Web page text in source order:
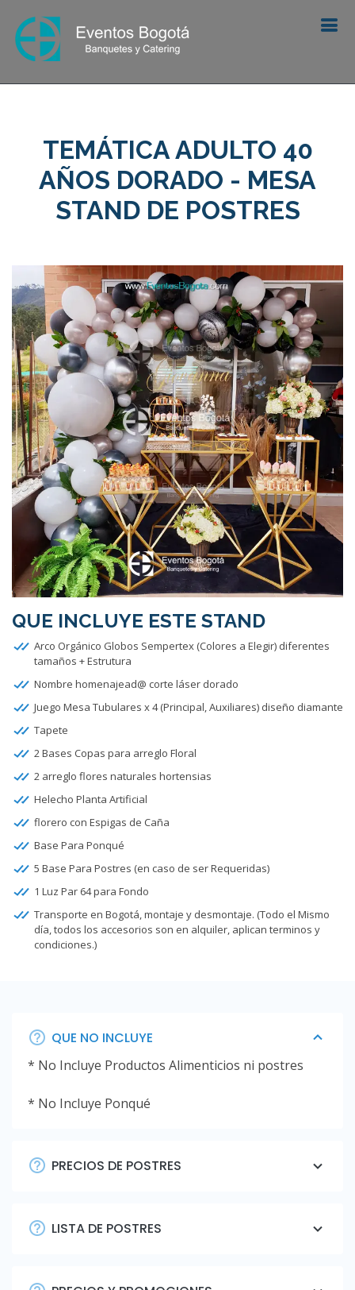
TEMÁTICA ADULTO 40
AÑOS DORADO - MESA
STAND DE POSTRES
QUE INCLUYE ESTE STAND
Arco Orgánico Globos Sempertex (Colores a Elegir) diferentes
tamaños + Estrutura
Nombre homenajead@ corte láser dorado
Juego Mesa Tubulares x 4 (Principal, Auxiliares) diseño diamante
Tapete
2 Bases Copas para arreglo Floral
2 arreglo flores naturales hortensias
Helecho Planta Artificial
florero con Espigas de Caña
Base Para Ponqué
5 Base Para Postres (en caso de ser Requeridas)
1 Luz Par 64 para Fondo
Transporte en Bogotá, montaje y desmontaje. (Todo el Mismo
día, todos los accesorios son en alquiler, aplican terminos y
condiciones.)
QUE NO INCLUYE
* No Incluye Productos Alimenticios ni postres
* No Incluye Ponqué
PRECIOS DE POSTRES
LISTA DE POSTRES